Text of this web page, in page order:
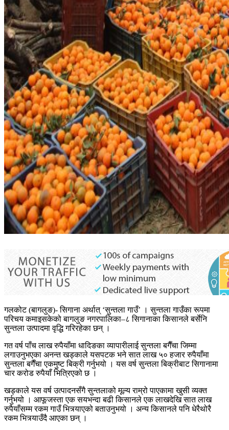
गलकोट (बागलुङ)- सिगाना अर्थात् ‘सुन्तला गाउँ’ । सुन्तला गाउँका रूपमा
परिचय कमाइसकेको बागलुङ नगरपालिका–८ सिगानाका किसानले बर्सेनि
सुन्तला उत्पादमा वृद्धि गरिरहेका छन् ।
गत वर्ष पाँच लाख रुपैयाँमा धादिङका व्यापारीलाई सुन्तला बगैँचा जिम्मा
लगाउनुभएका अनन्त खड्काले यसपटक भने सात लाख ५० हजार रुपैयाँमा
सुन्तला बगैँचा एकमुष्ट बिक्री गर्नुभयो । यस वर्ष सुन्तला बिक्रीबाट सिगानामा
चार करोड रुपैयाँ भित्रिएको छ ।
खड्काले यस वर्ष उत्पादनसँगै सुन्तलाको मूल्य राम्रो पाएकामा खुसी व्यक्त
गर्नुभयो । आफूजस्ता एक सयभन्दा बढी किसानले एक लाखदेखि सात लाख
रुपैयाँसम्म रकम गाउँ भित्र्याएको बताउनुभयो । अन्य किसानले पनि धेरैथोरै
रकम भित्र्याउँदै आएका छन् ।